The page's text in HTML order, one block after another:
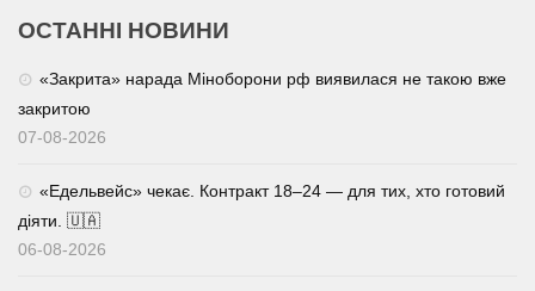
ОСТАННІ НОВИНИ
«Закрита» нарада Міноборони рф виявилася не такою вже
закритою
07-08-2026
«Едельвейс» чекає. Контракт 18–24 — для тих, хто готовий
діяти. 🇺🇦
06-08-2026